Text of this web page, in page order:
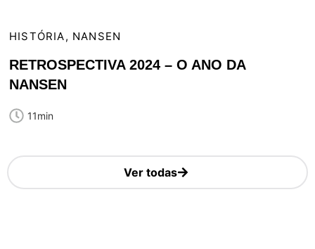
HISTÓRIA, NANSEN
RETROSPECTIVA 2024 – O ANO DA
NANSEN
11min
Ver todas